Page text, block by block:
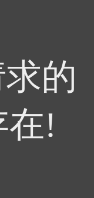
的
在!